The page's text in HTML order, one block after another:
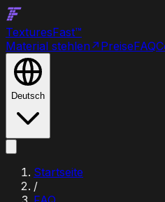
TexturesFast™
Material stehlen ↗ PreiseFAQ
Deutsch
Startseite
/